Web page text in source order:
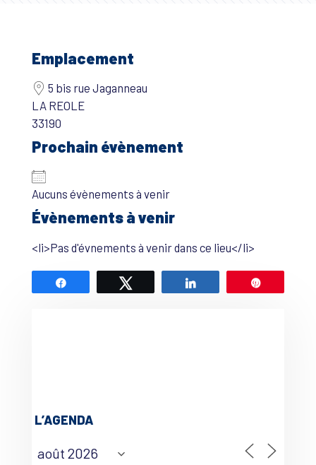
Emplacement
5 bis rue Jaganneau
LA REOLE
33190
Prochain évènement
Aucuns évènements à venir
Évènements à venir
<li>Pas d'évnements à venir dans ce lieu</li>
L’AGENDA